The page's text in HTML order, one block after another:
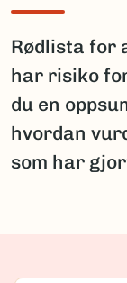
Rødlista for
har risiko
du en
hvordan
som har